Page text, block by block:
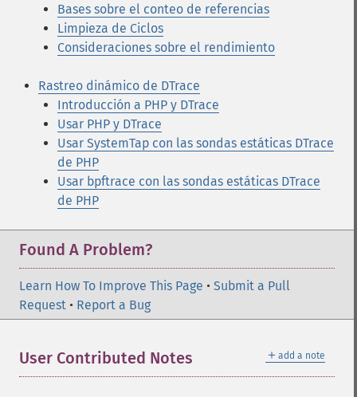
Bases sobre el conteo de referencias
Limpieza de Ciclos
Consideraciones sobre el rendimiento
Rastreo dinámico de DTrace
Introducción a PHP y DTrace
Usar PHP y DTrace
Usar SystemTap con las sondas estáticas DTrace
de PHP
Usar bpftrace con las sondas estáticas DTrace
de PHP
Found A Problem?
Learn How To Improve This Page • Submit a Pull
Request • Report a Bug
＋ add a note
User Contributed Notes